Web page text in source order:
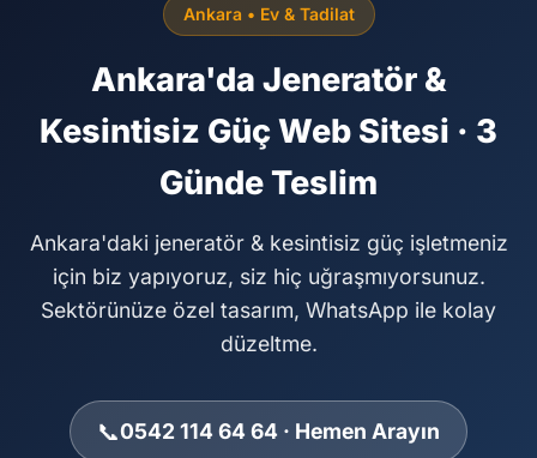
Ankara • Ev & Tadilat
Ankara'da Jeneratör &
Kesintisiz Güç Web Sitesi · 3
Günde Teslim
Ankara'daki jeneratör & kesintisiz güç işletmeniz
için biz yapıyoruz, siz hiç uğraşmıyorsunuz.
Sektörünüze özel tasarım, WhatsApp ile kolay
düzeltme.
📞0542 114 64 64 · Hemen Arayın